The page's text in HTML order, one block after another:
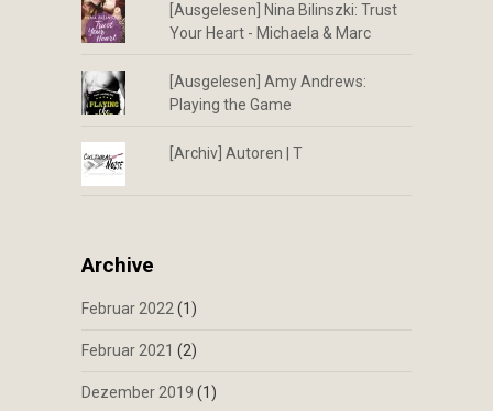
[Ausgelesen] Nina Bilinszki: Trust
Your Heart - Michaela & Marc
[Ausgelesen] Amy Andrews:
Playing the Game
[Archiv] Autoren | T
Archive
Februar 2022(1)
Februar 2021 (2)
Dezember 2019 (1)